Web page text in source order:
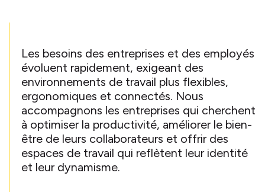
Les besoins des entreprises et des employés
évoluent rapidement, exigeant des
environnements de travail plus flexibles,
ergonomiques et connectés. Nous
accompagnons les entreprises qui cherchent
à optimiser la productivité, améliorer le bien-
être de leurs collaborateurs et offrir des
espaces de travail qui reflètent leur identité
et leur dynamisme.